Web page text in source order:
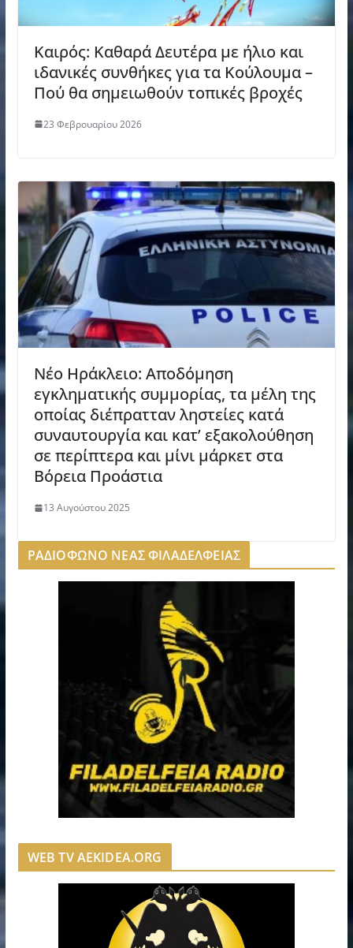
Καιρός: Καθαρά Δευτέρα με ήλιο και
ιδανικές συνθήκες για τα Κούλουμα –
Πού θα σημειωθούν τοπικές βροχές
23 Φεβρουαρίου 2026
Νέο Ηράκλειο: Αποδόμηση
εγκληματικής συμμορίας, τα μέλη της
οποίας διέπρατταν ληστείες κατά
συναυτουργία και κατ’ εξακολούθηση
σε περίπτερα και μίνι μάρκετ στα
Βόρεια Προάστια
13 Αυγούστου 2025
ΡΑΔΙΟΦΩΝΟ ΝΕΑΣ ΦΙΛΑΔΕΛΦΕΙΑΣ
WEB TV AEKIDEA.ORG